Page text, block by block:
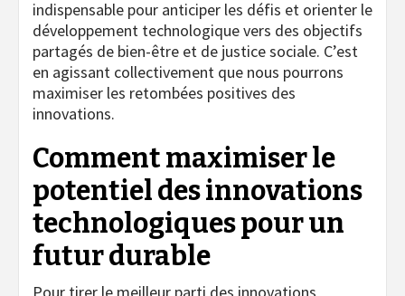
indispensable pour anticiper les défis et orienter le
développement technologique vers des objectifs
partagés de bien-être et de justice sociale. C’est
en agissant collectivement que nous pourrons
maximiser les retombées positives des
innovations.
Comment maximiser le
potentiel des innovations
technologiques pour un
futur durable